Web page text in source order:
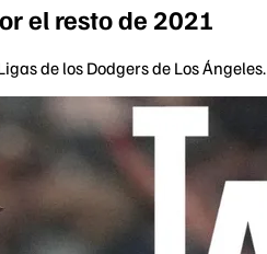
el resto de 2021
de los Dodgers de Los Ángeles.